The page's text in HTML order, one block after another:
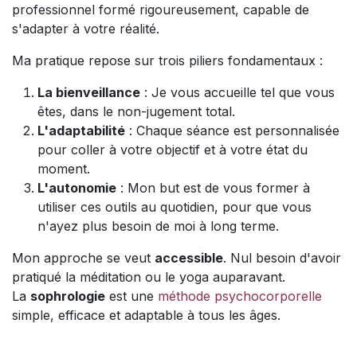
professionnel formé rigoureusement, capable de
s'adapter à votre réalité.
Ma pratique repose sur trois piliers fondamentaux :
La bienveillance : Je vous accueille tel que vous
êtes, dans le non-jugement total.
L'adaptabilité : Chaque séance est personnalisée
pour coller à votre objectif et à votre état du
moment.
L'autonomie : Mon but est de vous former à
utiliser ces outils au quotidien, pour que vous
n'ayez plus besoin de moi à long terme.
Mon approche se veut accessible. Nul besoin d'avoir
pratiqué la méditation ou le yoga auparavant.
La sophrologie est une méthode psychocorporelle
simple, efficace et adaptable à tous les âges.